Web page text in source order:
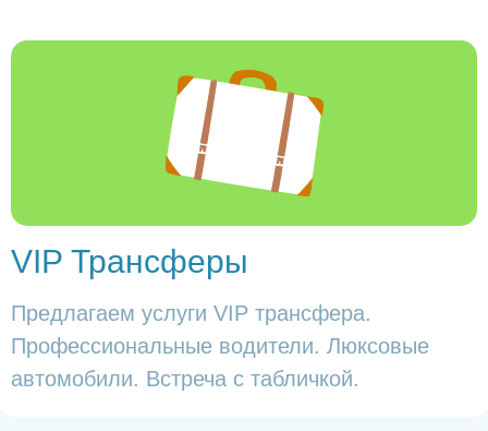
VIP Трансферы
Предлагаем услуги VIP трансфера.
Профессиональные водители. Люксовые
автомобили. Встреча с табличкой.